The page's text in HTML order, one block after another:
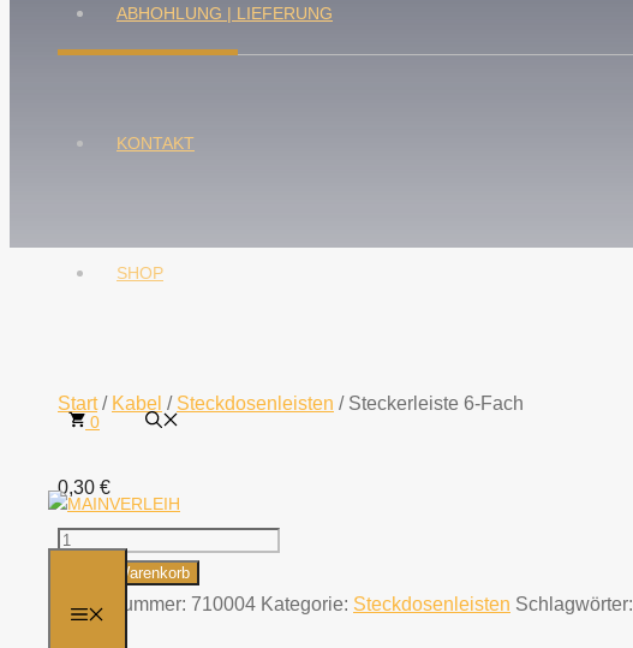
ABHOHLUNG | LIEFERUNG
KONTAKT
SHOP
0
MENÜ
Start/ Kabel / Steckdosenleisten / Steckerleiste 6-Fach
0,30 €
Steckerleiste
Fach
In den Warenkorb
Artikelnummer: 710004 Kategorie: Steckdosenleisten Schlagwörter: